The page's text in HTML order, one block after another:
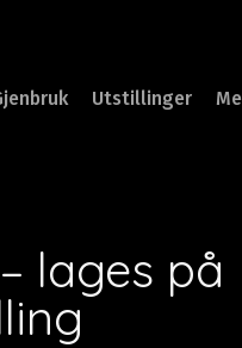
Utstillinger
lages på